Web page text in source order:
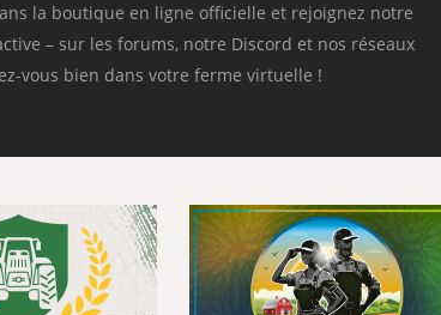
la boutique en ligne officielle et rejoignez notre
– sur les forums, notre Discord et nos réseaux
vous bien dans votre ferme virtuelle !